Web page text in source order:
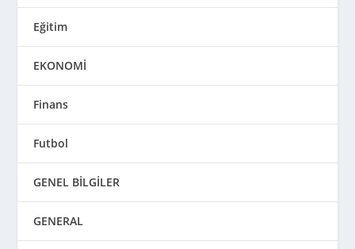
Eğitim
EKONOMİ
Finans
Futbol
GENEL BİLGİLER
GENERAL